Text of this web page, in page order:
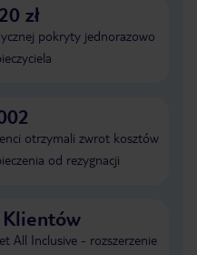
zł
pokryty jednorazowo
otrzymali zwrot kosztów
od rezygnacji
Klientów
All Inclusive - rozszerzenie